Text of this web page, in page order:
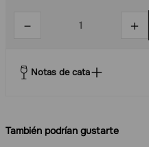
＋
－
Notas de cata
También podrían gustarte